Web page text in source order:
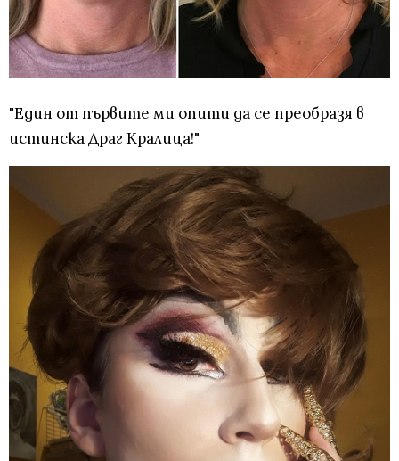
"Един от първите ми опити да се преобразя в
истинска Драг Кралица!"